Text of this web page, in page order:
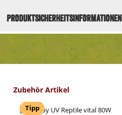
Produktsicherheitsinformationen
Produktgalerie überspringen
Zubehör Artikel
Tipp